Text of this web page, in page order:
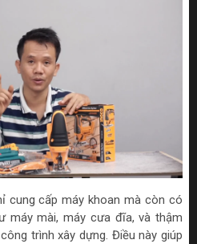
cung cấp máy khoan mà còn có
máy mài, máy cưa đĩa, và thậm
trình xây dựng. Điều này giúp